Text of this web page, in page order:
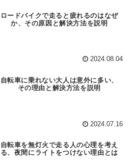
ロードバイクで走ると疲れるのはなぜ
か、その原因と解決方法を説明
2024.08.04
自転車に乗れない大人は意外に多い、
その理由と解決方法を説明
2024.07.16
自転車を無灯火で走る人の心理を考え
る、夜間にライトをつけない理由とは